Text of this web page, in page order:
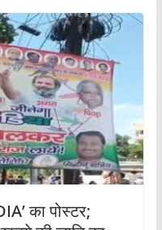
का पोस्टर;